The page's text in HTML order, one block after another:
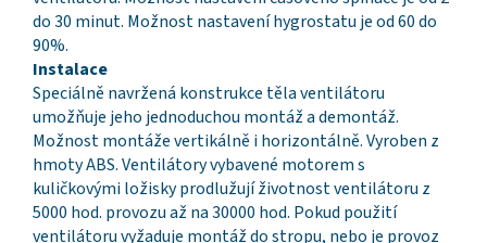
do 30 minut. Možnost nastavení hygrostatu je od 60 do
90%.
Instalace
Speciálně navržená konstrukce těla ventilátoru
umožňuje jeho jednoduchou montáž a demontáž.
Možnost montáže vertikálně i horizontálně. Vyroben z
hmoty ABS. Ventilátory vybavené motorem s
kuličkovými ložisky prodlužují životnost ventilátoru z
5000 hod. provozu až na 30000 hod. Pokud použití
ventilátoru vyžaduje montáž do stropu, nebo je provoz